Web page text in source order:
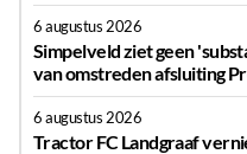
6 augustus 2026
Simpelveld ziet geen
van omstreden afsluiting
6 augustus 2026
Tractor FC Landgraaf